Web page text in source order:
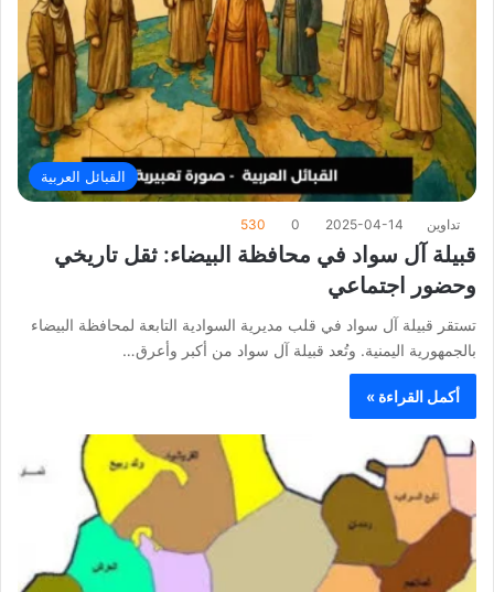
القبائل العربية
تداوين 2025-04-14
0
530
قبيلة آل سواد في محافظة البيضاء: ثقل تاريخي
وحضور اجتماعي
تستقر قبيلة آل سواد في قلب مديرية السوادية التابعة لمحافظة البيضاء
بالجمهورية اليمنية. وتُعد قبيلة آل سواد من أكبر وأعرق…
أكمل القراءة »